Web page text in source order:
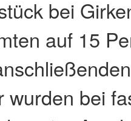
bei
auf 15
wurden bei